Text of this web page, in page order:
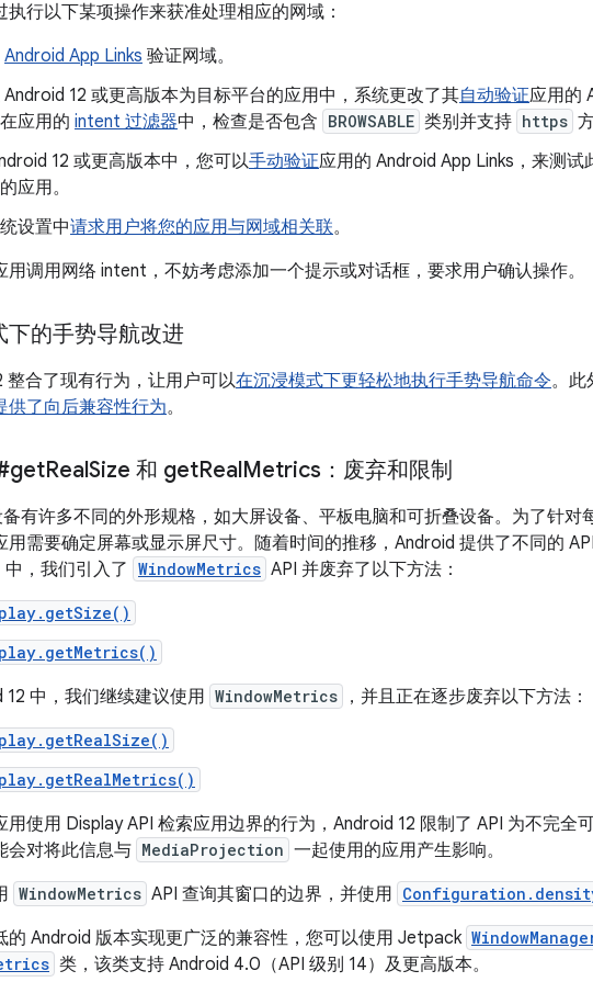
执行以下某项操作来获准处理相应的网域：
Android App Links 验证网域。
Android 12 或更高版本为目标平台的应用中，系统更改了其自动验证应用的
应用的 intent 过滤器中，检查是否包含 BROWSABLE 类别并支持 https
12 或更高版本中，您可以手动验证应用的 Android App Links，来测
应用。
设置中请求用户将您的应用与网域相关联。
用调用网络 intent，不妨考虑添加一个提示或对话框，要求用户确认操作。
下的手势导航改进
整合了现有行为，让用户可以在沉浸模式下更轻松地执行手势导航命令。此
供了向后兼容性行为。
RealSize 和 getRealMetrics：废弃和限制
有许多不同的外形规格，如大屏设备、平板电脑和可折叠设备。为了针对
用需要确定屏幕或显示屏尺寸。随着时间的推移，Android 提供了不同的
中，我们引入了 WindowMetrics API 并废弃了以下方法：
12 中，我们继续建议使用 WindowMetrics ，并且正在逐步废弃以下方法：
用使用 Display API 检索应用边界的行为，Android 12 限制了 API 为不完全
会对将此信息与 MediaProjection 一起使用的应用产生影响。
WindowMetrics API 查询其窗口的边界，并使用
的 Android 版本实现更广泛的兼容性，您可以使用 Jetpack
类，该类支持 Android 4.0（API 级别 14）及更高版本。